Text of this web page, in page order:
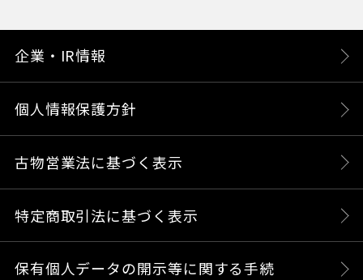
企業・IR情報
個人情報保護方針
古物営業法に基づく表示
特定商取引法に基づく表示
保有個人データの開示等に関する手続